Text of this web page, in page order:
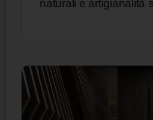
naturali e artigianalità